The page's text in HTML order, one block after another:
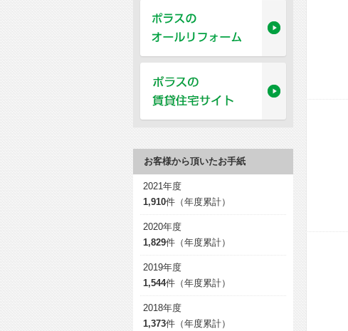
お客様から頂いたお手紙
2021年度
1,910件（年度累計）
2020年度
1,829件（年度累計）
2019年度
1,544件（年度累計）
2018年度
1,373件（年度累計）